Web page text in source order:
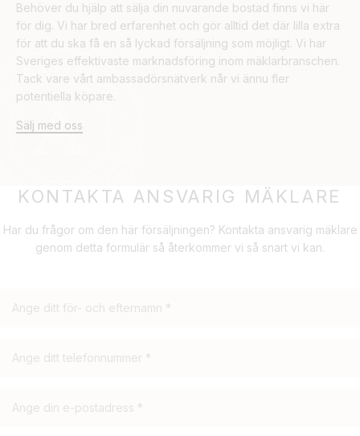
Behöver du hjälp att sälja din nuvarande bostad finns vi här
för dig. Vi har bred erfarenhet och gör alltid det där lilla extra
för att du ska få en så lyckad försäljning som möjligt. Vi har
Sveriges effektivaste marknadsföring inom mäklarbranschen.
Tack vare vårt ambassadörsnätverk når vi ännu fler
potentiella köpare.
Sälj med oss
KONTAKTA ANSVARIG MÄKLARE
Har du frågor om den här försäljningen? Kontakta ansvarig mäklare
genom detta formulär så återkommer vi så snart vi kan.